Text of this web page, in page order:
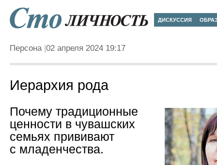
ДИСКУССИЯ
Персона 02 апреля 2024 19:17
Иерархия рода
Почему традиционные
ценности в чувашских
семьях прививают
с младенчества.